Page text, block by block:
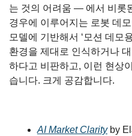
는 것의 어려움 — 에서 비롯
경우에 이루어지는 로봇 데
모델에 기반해서 ‘모션 데모
환경을 제대로 인식하거나
하다고 비판하고, 이런 현상
습니다. 크게 공감합니다.
AI Market Clarity by